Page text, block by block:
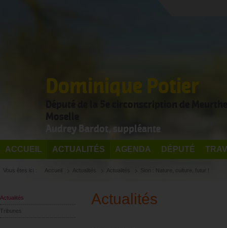
Dominique Potier
Audrey Bardot, suppléante
ACCUEIL ACTUALITÉS AGENDA DÉPUTÉ
Vous êtes ici : Accueil Actualités Actualités Sion : Nature, culture, futur !
Actualités
Tribunes
Actualités